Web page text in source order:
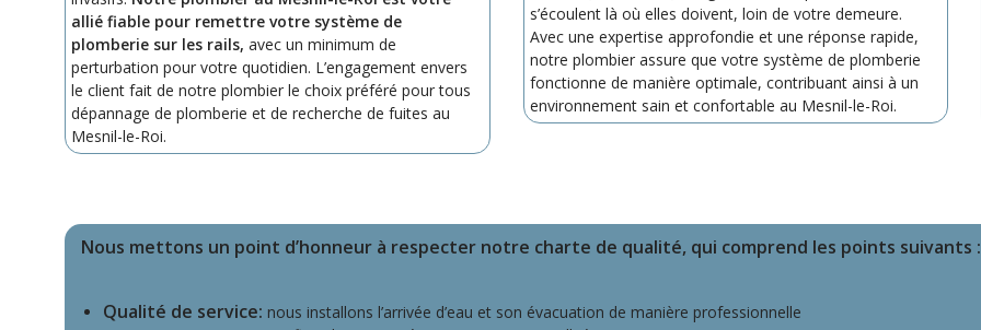
allié fiable pour remettre votre système de
plomberie sur les rails, avec un minimum de
perturbation pour votre quotidien. L’engagement envers
le client fait de notre plombier le choix préféré pour tous
dépannage de plomberie et de recherche de fuites au
Mesnil-le-Roi.
s’écoulent là où elles doivent, loin de votre demeure.
Avec une expertise approfondie et une réponse rapide,
notre plombier assure que votre système de plomberie
fonctionne de manière optimale, contribuant ainsi à un
environnement sain et confortable au Mesnil-le-Roi.
Nous mettons un point d’honneur à respecter notre charte de qualité, qui comprend les points suivants :
Qualité de service: nous installons l’arrivée d’eau et son évacuation de manière professionnelle